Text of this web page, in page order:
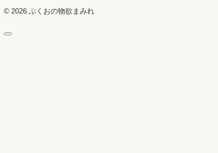
© 2026 ぷくおの物欲まみれ